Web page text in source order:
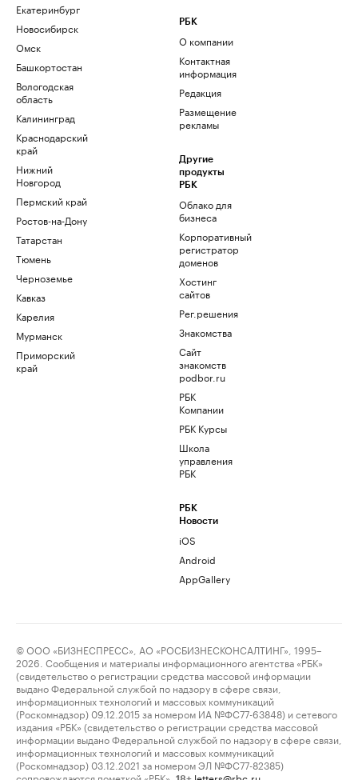
Екатеринбург
Новосибирск
Омск
Башкортостан
Вологодская
область
Калининград
Краснодарский
край
Нижний
Новгород
Пермский край
Ростов-на-Дону
Татарстан
Тюмень
Черноземье
Кавказ
Карелия
Мурманск
Приморский
край
РБК
О компании
Контактная
информация
Редакция
Размещение
рекламы
Другие
продукты
РБК
Облако для
бизнеса
Корпоративный
регистратор
доменов
Хостинг
сайтов
Рег.решения
Знакомства
Сайт
знакомств
podbor.ru
РБК
Компании
РБК Курсы
Школа
управления
РБК
РБК
Новости
iOS
Android
AppGallery
© ООО «БИЗНЕСПРЕСС», АО «РОСБИЗНЕСКОНСАЛТИНГ», 1995–
2026. Сообщения и материалы информационного агентства «РБК»
(свидетельство о регистрации средства массовой информации
выдано Федеральной службой по надзору в сфере связи,
информационных технологий и массовых коммуникаций
(Роскомнадзор) 09.12.2015 за номером ИА №ФС77-63848) и сетевого
издания «РБК» (свидетельство о регистрации средства массовой
информации выдано Федеральной службой по надзору в сфере связи,
информационных технологий и массовых коммуникаций
(Роскомнадзор) 03.12.2021 за номером ЭЛ №ФС77-82385)